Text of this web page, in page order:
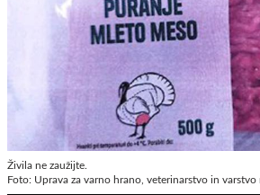
Živila ne zaužijte.
Foto: Uprava za varno hrano, veterinarstvo in varstvo